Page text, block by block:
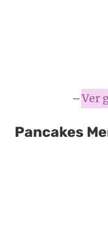
–Ver
Pancakes